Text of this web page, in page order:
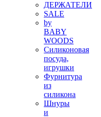
ДЕРЖАТЕЛИ
SALE
by
BABY
WOODS
Силиконовая
посуда,
игрушки
Фурнитура
из
силикона
Шнуры
и